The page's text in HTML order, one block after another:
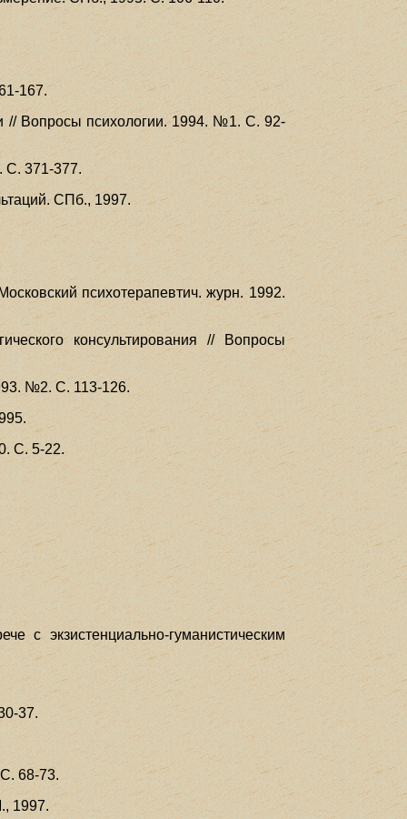
167.
// Вопросы психологии. 1994. №1. С. 92-
С. 371-377.
СПб., 1997.
психотерапевтич. журн. 1992.
консультирования // Вопросы
№2. С. 113-126.
С. 5-22.
с экзистенциально-гуманистическим
37.
68-73.
1997.